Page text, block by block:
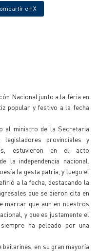
en X
Nacional junto a la feria en
popular y festivo a la fecha
al ministro de la Secretaria
provinciales y
estuvieron en el acto
la independencia nacional.
la gesta patria, y luego el
a la fecha, destacando la
que se dieron cita en
marcar que aun en nuestros
y que es justamente el
ha peleado por una
en su gran mayoría